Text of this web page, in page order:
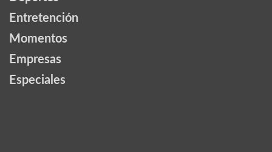
Entretención
Momentos
Empresas
Especiales